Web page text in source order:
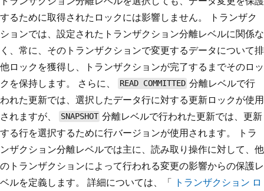
するために取得されたロックには影響しません。 トランザク
ションでは、設定されたトランザクション分離レベルに関係な
く、常に、そのトランザクションで変更するデータについて排
他ロックを獲得し、トランザクションが完了するまでそのロッ
クを保持します。 さらに、
READ COMMITTED 分離レベルで行
われた更新では、選択したデータ行に対する更新ロックが使用
されますが、
SNAPSHOT 分離レベルで行われた更新では、更新
する行を選択するために行バージョンが使用されます。 トラ
ンザクション分離レベルでは主に、読み取り操作に対して、他
のトランザクションによって行われる変更の影響からの保護レ
ベルを定義します。 詳細については、「 トランザクション ロ